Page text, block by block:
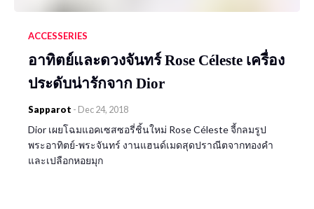
ACCESSERIES
อาทิตย์และดวงจันทร์ Rose Céleste เครื่อง
ประดับน่ารักจาก Dior
Sapparot - Dec 24, 2018
Dior เผยโฉมแอคเซสซอรี่ชิ้นใหม่ Rose Céleste จี้กลมรูป
พระอาทิตย์-พระจันทร์ งานแฮนด์เมดสุดปราณีตจากทองคำ
และเปลือกหอยมุก